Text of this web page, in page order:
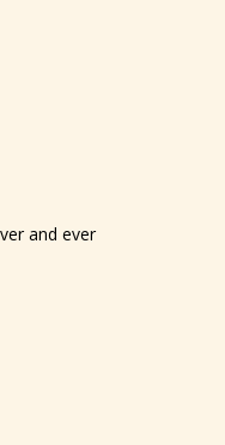
and ever